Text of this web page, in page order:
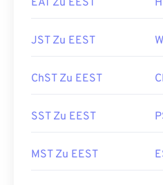
EAT Zu EEST
JST Zu EEST
ChST Zu EEST
SST Zu EEST
MST Zu EEST